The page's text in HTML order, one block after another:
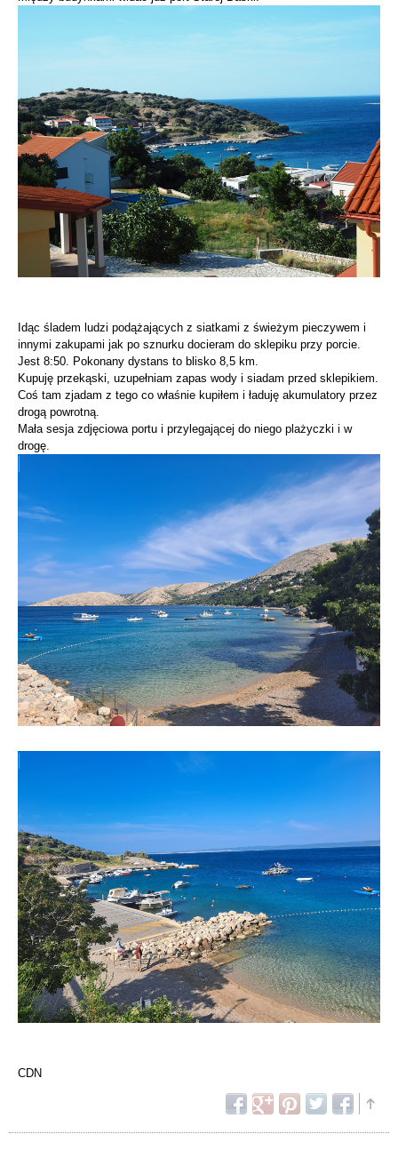
Idąc śladem ludzi podążających z siatkami z świeżym pieczywem i
innymi zakupami jak po sznurku docieram do sklepiku przy porcie.
Jest 8:50. Pokonany dystans to blisko 8,5 km.
Kupuję przekąski, uzupełniam zapas wody i siadam przed sklepikiem.
Coś tam zjadam z tego co właśnie kupiłem i ładuję akumulatory przez
drogą powrotną.
Mała sesja zdjęciowa portu i przylegającej do niego plażyczki i w
drogę.
CDN